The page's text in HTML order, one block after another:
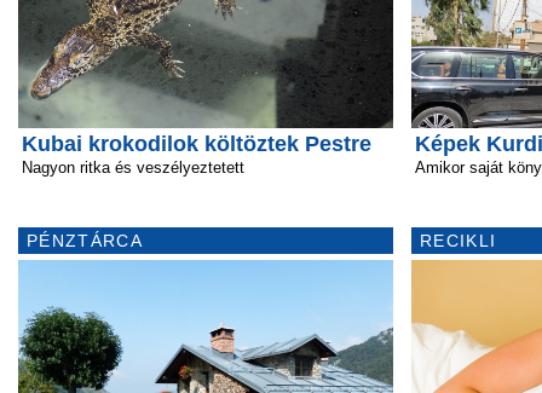
Kubai krokodilok költöztek Pestre
Nagyon ritka és veszélyeztetett
PÉNZTÁRCA
Képek
Amikor saját
RECIKLI